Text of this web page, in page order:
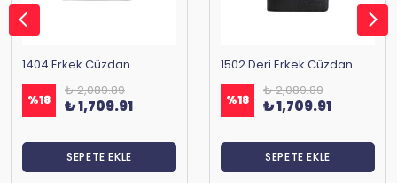
1404 Erkek Cüzdan
%18
₺ 2,089.89
₺ 1,709.91
SEPETE EKLE
1502 Deri Erkek Cüzdan
%18
₺ 2,089.89
₺ 1,709.91
SEPETE EKLE